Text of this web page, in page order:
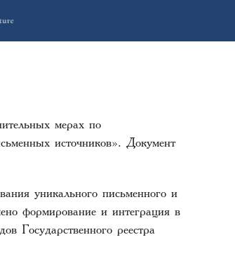
мерах по
источников». Документ
уникального письменного и
формирование и интеграция в
Государственного реестра